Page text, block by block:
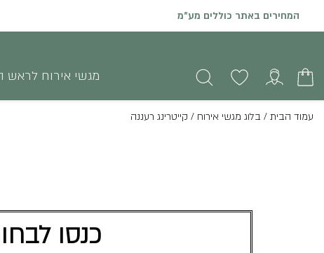
המחירים באתר כוללים מע"מ
מגשי אירוח לראש
עמוד הבית / בלוג מגשי אירוח / קייטרינג רעננה
כנסו